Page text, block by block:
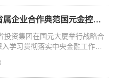
林沐表示，蚌埠交通区位优势
成果喜人，创新驱动发展加速
振奋。国元金融牌照多、业务
明显，双方有高度的战略契合
广阔。国元金控集团将深入学
合作清单，共筑政企、企企常
务实合作，努力在基金共建、
高潮。经过激烈的角逐，经评
出“十佳歌手”10名，“最佳人气
行毛泽东诗词抢答互动环节，国
·雪》《采桑子·重阳》等朗诵表
毛泽东诗词朗诵特别表演奖优
劳模精神、劳动精神、工匠精
同牵头，联合各成员公司及集
成员公司风控工作汇报后，朱
，要提高站位，深化风险管理
控工作是贯彻落实中央和省委
深入推动集团改革发展稳定各
务创新和优化发展布局的现实
、可监测、有分析和能应对的
线思维、关联思维，扎实做好
共担服务全省大局使命 共创省属企业合作典范国元金控集团与省投资集团签署战略合作框架协议何昌顺黄林沐讲话 朱策出席
投资集团在国元大厦举行战略合
学习贯彻落实中央金融工作会
双方全方位战略合作落地落实
、董事长何昌顺，国元金控集
投资集团党委副书记、总经理